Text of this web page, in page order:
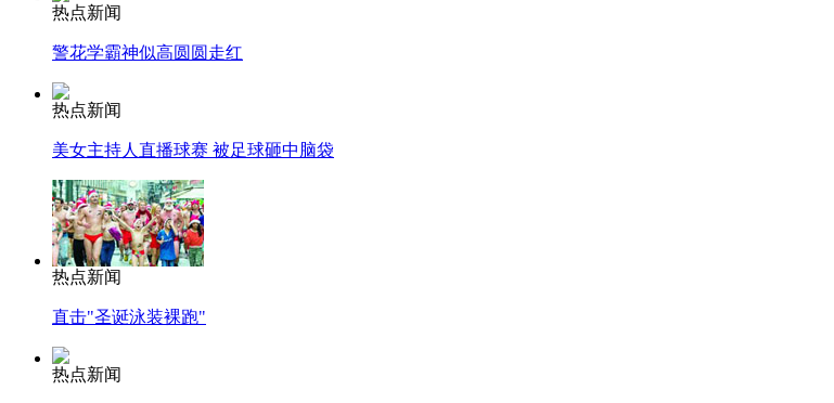
司机酒驾遇交警 急速倒车逃窜
热点新闻
警花学霸神似高圆圆走红
热点新闻
美女主持人直播球赛 被足球砸中脑袋
热点新闻
直击"圣诞泳装裸跑"
热点新闻